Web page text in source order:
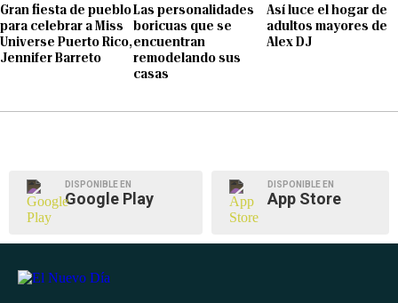
Gran fiesta de pueblo
para celebrar a Miss
Universe Puerto Rico,
Jennifer Barreto
Las personalidades
boricuas que se
encuentran
remodelando sus
casas
Así luce el hogar de
adultos mayores de
Alex DJ
DISPONIBLE EN
Google Play
DISPONIBLE EN
App Store